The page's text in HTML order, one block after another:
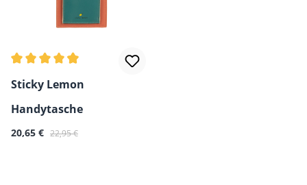
Durchschnittliche Bewertung von 4.8 von 5 Sternen
Sticky Lemon
Handytasche
Verkaufspreis:
20,65 € Regulärer Preis:
22,95 €